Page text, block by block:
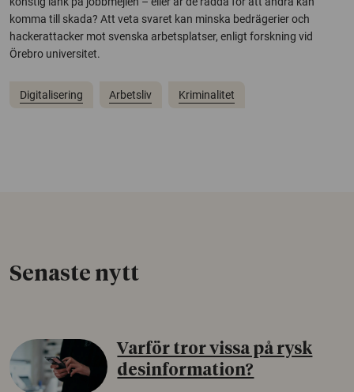
komma till skada? Att veta svaret kan minska bedrägerier och
hackerattacker mot svenska arbetsplatser, enligt forskning vid
Örebro universitet.
Digitalisering Arbetsliv Kriminalitet
Senaste nytt
Varför tror vissa på rysk
desinformation?